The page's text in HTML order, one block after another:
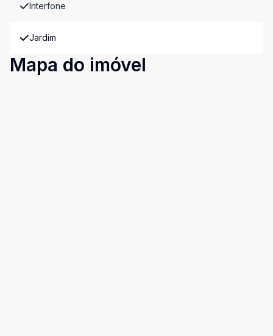
Interfone
Jardim
Mapa do imóvel